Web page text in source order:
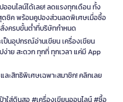
อนไลน์ได้เลย! ลดแรงทุกเดือน ทั้ง
ดชิค พร้อมคูปองส่วนลดพิเศษเมื่อซื้อ
งครบขั้นต่ำที่บริษัทกำหนด
ป็นอุปกรณ์อ่านเขียน เครื่องเขียน
าย สะดวก ทุกที่ ทุกเวลา แค่มี App
ละสิทธิพิเศษเฉพาะสมาชิก! คลิกเลย
ใส่ดินสอ #เครื่องเขียนออนไลน์ #ซื้อ